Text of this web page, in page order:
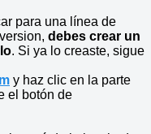
para una línea de
debes crear un
. Si ya lo creaste, sigue
y haz clic en la parte
el botón de